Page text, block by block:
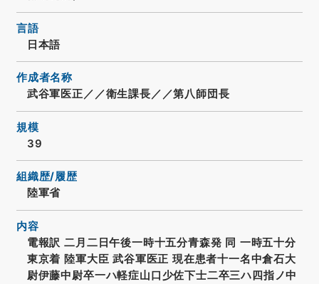
言語
日本語
作成者名称
武谷軍医正／／衛生課長／／第八師団長
規模
39
組織歴/履歴
陸軍省
内容
電報訳 二月二日午後一時十五分青森発 同 一時五十分
東京着 陸軍大臣 武谷軍医正 現在患者十一名中倉石大
尉伊藤中尉卒一ハ軽症山口少佐下士二卒三ハ四指ノ中